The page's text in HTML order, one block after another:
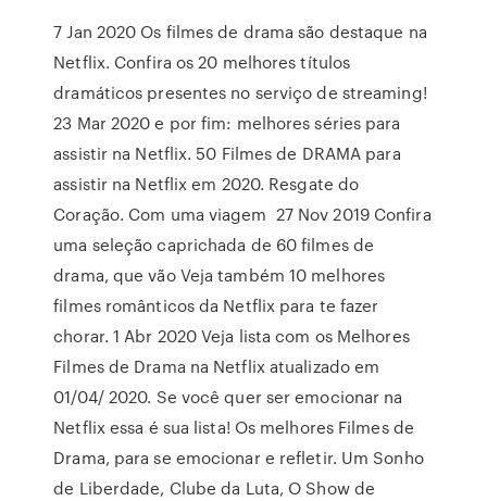
7 Jan 2020 Os filmes de drama são destaque na
Netflix. Confira os 20 melhores títulos
dramáticos presentes no serviço de streaming!
23 Mar 2020 e por fim: melhores séries para
assistir na Netflix. 50 Filmes de DRAMA para
assistir na Netflix em 2020. Resgate do
Coração. Com uma viagem 27 Nov 2019 Confira
uma seleção caprichada de 60 filmes de
drama, que vão Veja também 10 melhores
filmes românticos da Netflix para te fazer
chorar. 1 Abr 2020 Veja lista com os Melhores
Filmes de Drama na Netflix atualizado em
01/04/ 2020. Se você quer ser emocionar na
Netflix essa é sua lista! Os melhores Filmes de
Drama, para se emocionar e refletir. Um Sonho
de Liberdade, Clube da Luta, O Show de